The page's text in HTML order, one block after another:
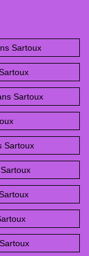
Sartoux
Sartoux
Sartoux